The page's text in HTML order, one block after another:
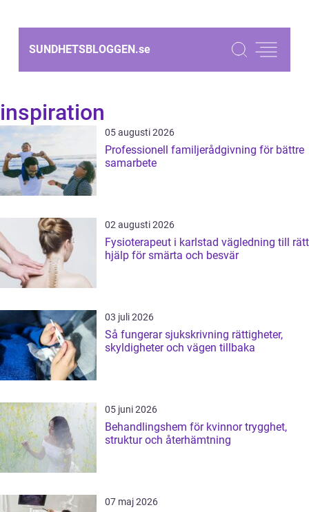
SUNDHETSBLOGGEN.se
inspiration
05 augusti 2026
Professionell familjerådgivning för bättre
samarbete
02 augusti 2026
Fysioterapeut i karlstad vägledning till rätt
hjälp för smärta och besvär
03 juli 2026
Så fungerar sjukskrivning rättigheter,
skyldigheter och vägen tillbaka
05 juni 2026
Behandlingshem för kvinnor trygghet,
struktur och återhämtning
07 maj 2026